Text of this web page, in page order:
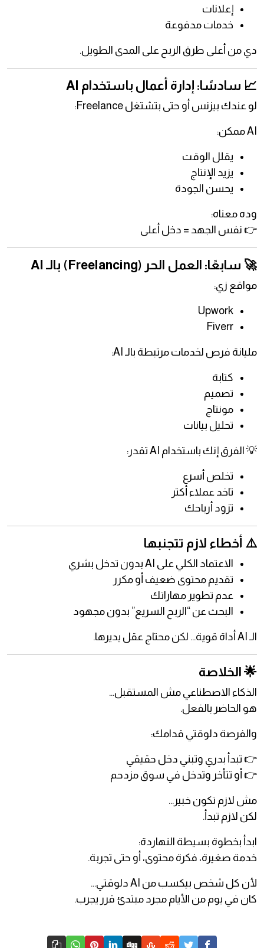
إعلانات
خدمات مدفوعة
دي من أعلى طرق الربح على المدى الطويل.
📈 سادسًا: إدارة أعمال باستخدام AI
لو عندك بيزنس أو حتى بتشتغل Freelance:
AI ممكن:
يقلل الوقت
يزيد الإنتاج
يحسن الجودة
وده معناه:
👉 نفس الجهد = دخل أعلى
🚀 سابعًا: العمل الحر (Freelancing) بالـ AI
مواقع زي:
Upwork
Fiverr
مليانة فرص لخدمات مرتبطة بالـ AI:
كتابة
تصميم
مونتاج
تحليل بيانات
💡 الفرق إنك باستخدام AI تقدر:
تخلص أسرع
تاخد عملاء أكتر
تزود أرباحك
⚠️ أخطاء لازم تتجنبها
الاعتماد الكلي على AI بدون تدخل بشري
تقديم محتوى ضعيف أو مكرر
عدم تطوير مهاراتك
البحث عن “الربح السريع” بدون مجهود
الـ AI أداة قوية… لكن محتاج عقل يديرها.
🌟 الخلاصة
الذكاء الاصطناعي مش المستقبل…
هو الحاضر بالفعل.
والفرصة دلوقتي قدامك:
👉 تبدأ بدري وتبني دخل حقيقي
👉 أو تتأخر وتدخل في سوق مزدحم
مش لازم تكون خبير…
لكن لازم تبدأ.
ابدأ بخطوة بسيطة النهاردة:
خدمة صغيرة، فكرة محتوى، أو حتى تجربة.
لأن كل شخص بيكسب من AI دلوقتي…
كان في يوم من الأيام مجرد مبتدئ قرر يجرب.